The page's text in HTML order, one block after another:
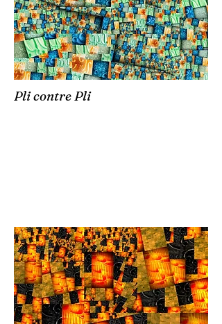
Pli contre Pli